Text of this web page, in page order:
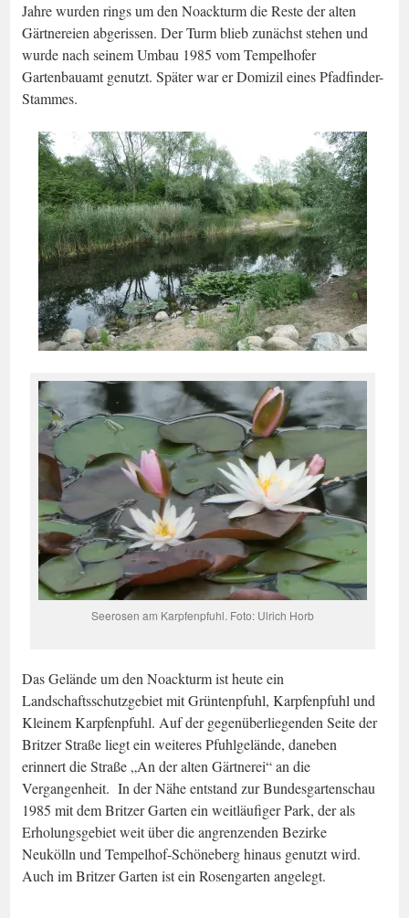
Jahre wurden rings um den Noackturm die Reste der alten
Gärtnereien abgerissen. Der Turm blieb zunächst stehen und
wurde nach seinem Umbau 1985 vom Tempelhofer
Gartenbauamt genutzt. Später war er Domizil eines Pfadfinder-
Stammes.
Seerosen am Karpfenpfuhl. Foto: Ulrich Horb
Das Gelände um den Noackturm ist heute ein
Landschaftsschutzgebiet mit Grüntenpfuhl, Karpfenpfuhl und
Kleinem Karpfenpfuhl. Auf der gegenüberliegenden Seite der
Britzer Straße liegt ein weiteres Pfuhlgelände, daneben
erinnert die Straße „An der alten Gärtnerei“ an die
Vergangenheit. In der Nähe entstand zur Bundesgartenschau
1985 mit dem Britzer Garten ein weitläufiger Park, der als
Erholungsgebiet weit über die angrenzenden Bezirke
Neukölln und Tempelhof-Schöneberg hinaus genutzt wird.
Auch im Britzer Garten ist ein Rosengarten angelegt.